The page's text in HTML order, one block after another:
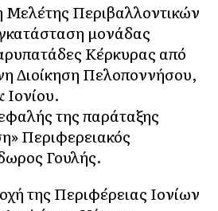
Περιβαλλοντικών
μονάδας
Κέρκυρας από
Διοίκηση Πελοποννήσου,
Ιονίου.
της παράταξης
Περιφερειακός
Γουλής.
της Περιφέρειας Ιονίων